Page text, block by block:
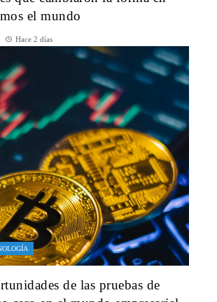
el mundo
Hace 2 días
de las pruebas de